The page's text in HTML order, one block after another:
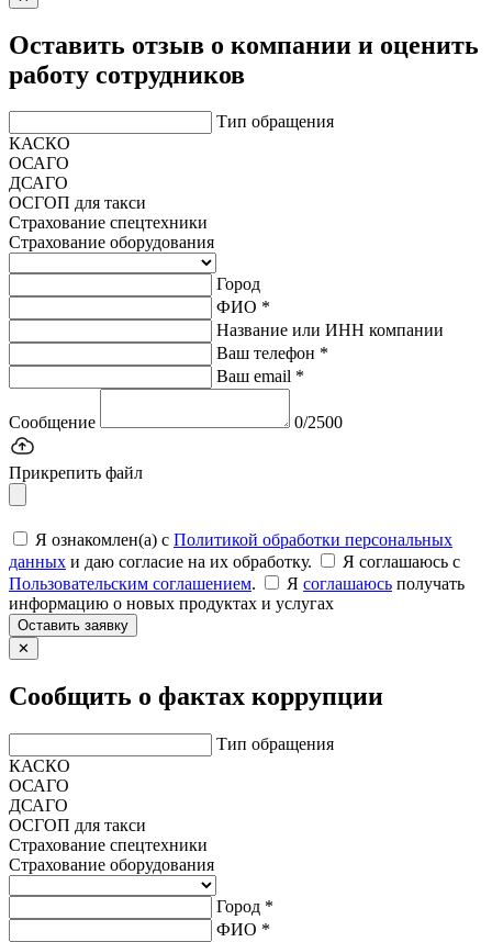
Оставить отзыв о компании и оценить
работу сотрудников
Тип обращения
КАСКО
ОСАГО
ДСАГО
ОСГОП для такси
Страхование спецтехники
Страхование оборудования
Город
ФИО *
Название или ИНН компании
Ваш телефон *
Ваш email *
Сообщение 0/2500
Прикрепить файл
Я ознакомлен(а) с Политикой обработки персональных
данных и даю согласие на их обработку.
Я соглашаюсь c
Пользовательским соглашением. Я соглашаюсь получать
информацию о новых продуктах и услугах
Оставить заявку
✕
Сообщить о фактах коррупции
Тип обращения
КАСКО
ОСАГО
ДСАГО
ОСГОП для такси
Страхование спецтехники
Страхование оборудования
Город *
ФИО *